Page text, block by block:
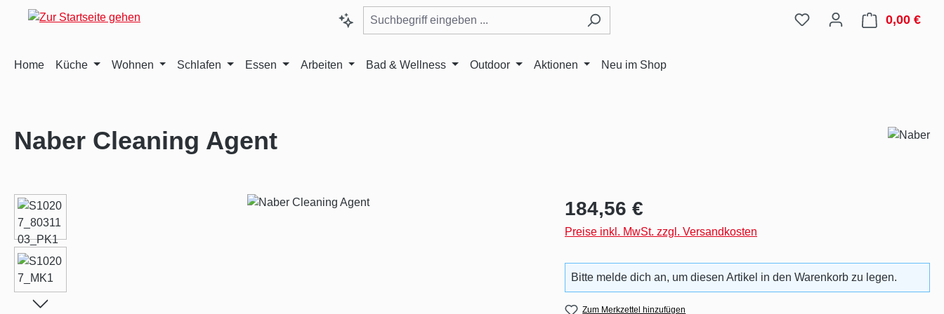
Hauptinhalt springen
Zur Suche springen
Zur Hauptnavigation springen 0,00 €
Home Küche Wohnen Schlafen Essen Arbeiten Bad & Wellness Outdoor Aktionen Neu im Shop
Naber Cleaning Agent
Bildergalerie überspringen Regulärer Preis:
184,56 €
Preise inkl. MwSt. zzgl. Versandkosten
Bitte melde dich an, um diesen Artikel in den Warenkorb zu legen.
Zum Merkzettel hinzufügen